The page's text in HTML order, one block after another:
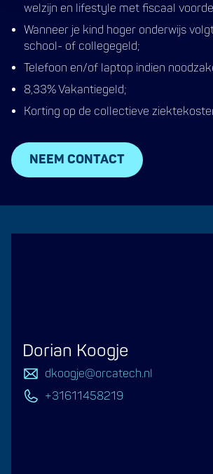
welzijn en lifestyle met fiscaal
⁠Wanneer je kind hoger onderwijs
school- of collegegeld;
Telefoon en/of laptop indien
8,33% Vakantiegeld;
Korting op de collectieve
NEEM CONTACT
Dorian Koogje
dkoogje@orcatech.nl
+31611458219